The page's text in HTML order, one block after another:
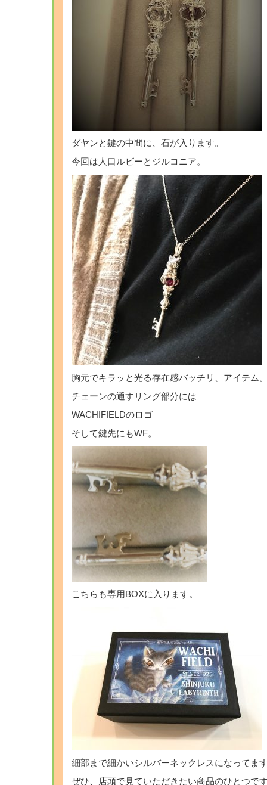
ダヤンと鍵の中間に、石が入ります。
今回は人口ルビーとジルコニア。
胸元でキラッと光る存在感バッチリ、アイテム
チェーンの通すリング部分には
WACHIFIELDのロゴ
そして鍵先にもWF。
こちらも専用BOXに入ります。
細部まで細かいシルバーネックレスになってま
ぜひ、店頭で見ていただきたい商品のひとつで